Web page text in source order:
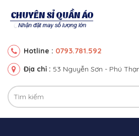
Hotline : 0793.781.592
Địa chỉ : 53 Nguyễn Sơn - Phú